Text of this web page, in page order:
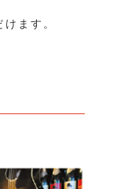
ます。